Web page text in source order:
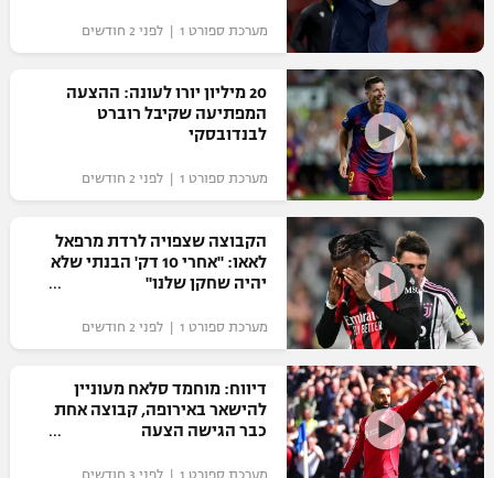
"מחצית בשכונה" – פודקאסט
משתתפים וזוכים בפרסים
תקנון משתתפים וזוכים בפרסים
תקנון עבור פעילות אלקטרה
תקנון עבור פעילות ספורט 1 – "מרלן"
גיימינג E-Sports
תנאי שימוש
מדיניות פרטיות
תקנון פעילות ספורט 1
אופניים
ספורט מוטורי
כדורמים
פוטבול אמריקאי NFL
בייסבול MLB
ספורט אתגרי ואקסטרים
אומנויות לחימה
גיימינג E-Sports
מערכת ספורט 1 | לפני 2 חודשים
20 מיליון יורו לעונה: ההצעה
המפתיעה שקיבל רוברט
לבנדובסקי
מערכת ספורט 1 | לפני 2 חודשים
הקבוצה שצפויה לרדת מרפאל
לאאו: "אחרי 10 דק' הבנתי שלא
יהיה שחקן שלנו"
מערכת ספורט 1 | לפני 2 חודשים
דיווח: מוחמד סלאח מעוניין
להישאר באירופה, קבוצה אחת
כבר הגישה הצעה